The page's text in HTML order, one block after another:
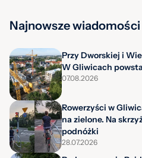
Najnowsze
Przy Dworskiej i
W Gliwicach
07.08.2026
Rowerzyści w
na zielone. Na
podnóżki
28.07.2026